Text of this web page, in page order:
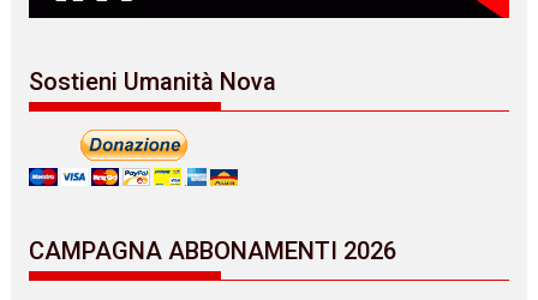
Sostieni Umanità Nova
CAMPAGNA ABBONAMENTI 2026